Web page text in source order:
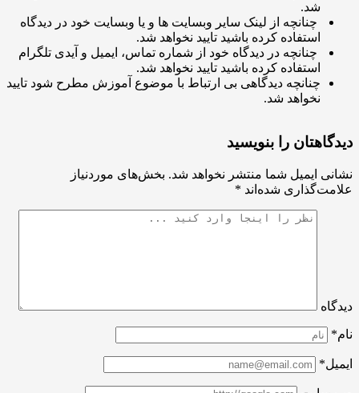
چنانچه از لینک سایر وبسایت ها و یا وبسایت خود در دیدگاه
استفاده کرده باشید تایید نخواهد شد.
چنانچه در دیدگاه خود از شماره تماس، ایمیل و آیدی تلگرام
استفاده کرده باشید تایید نخواهد شد.
چنانچه دیدگاهی بی ارتباط با موضوع آموزش مطرح شود تایید
نخواهد شد.
را بنویسید
ایمیل شما منتشر نخواهد شد. بخش‌های موردنیاز
شده‌اند*